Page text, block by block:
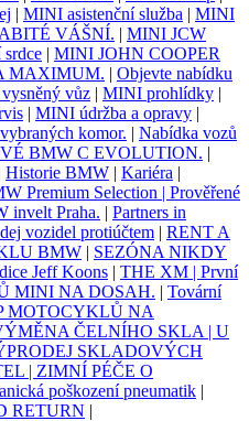
| MINI asistenční služba | MINI
VÁŠNÍ. | MINI JCW
srdce | MINI JOHN COOPER
MAXIMUM. | Objevte nabídku
vůz | MINI prohlídky |
| MINI údržba a opravy |
komor. | Nabídka vozů
BMW C EVOLUTION. |
Historie BMW | Kariéra |
Premium Selection | Prověřené
invelt Praha. | Partners in
vozidel protiúčtem | RENT A
BMW | SEZÓNA NIKDY
Jeff Koons | THE XM | První
MINI NA DOSAH. | Tovární
MOTOCYKLŮ NA
ČELNÍHO SKLA | U
SKLADOVÝCH
| ZIMNÍ PÉČE O
poškození pneumatik |
RETURN |